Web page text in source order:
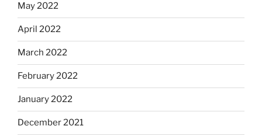
May 2022
April 2022
March 2022
February 2022
January 2022
December 2021